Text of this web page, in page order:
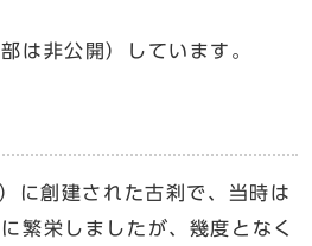
は非公開）しています。
創建された古刹で、当時は
繁栄しましたが、幾度となく